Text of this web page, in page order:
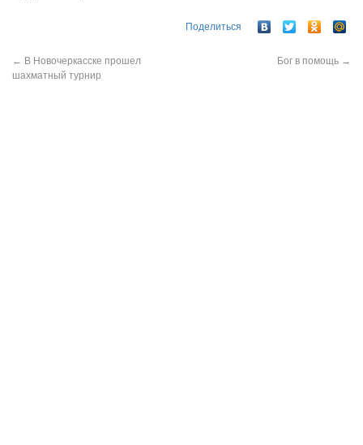
Поделиться
← В Новочеркасске прошел
шахматный турнир
Бог в помощь →